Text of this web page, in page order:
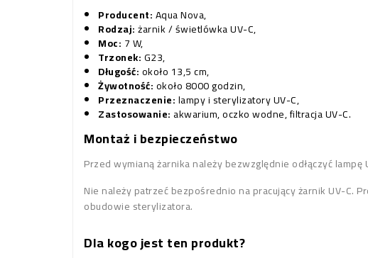
Producent:Aqua Nova,
Rodzaj:żarnik / świetlówka UV-C,
Moc: 7 W,
Trzonek:G23,
Długość:około 13,5 cm,
Żywotność:około 8000 godzin,
Przeznaczenie:lampy i sterylizatory UV-C,
Zastosowanie: akwarium, oczko wodne, filtracja UV-C.
Montaż i bezpieczeństwo
Przed wymianą żarnika należy bezwzględnie odłączyć
Nie należy patrzeć bezpośrednio na pracujący żarnik UV-C.
obudowie sterylizatora.
Dla kogo jest ten produkt?